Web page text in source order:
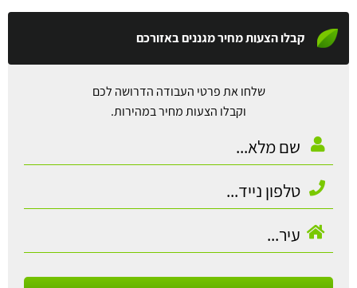
קבלו הצעות מחיר מגננים באזורכם
שלחו את פרטי העבודה הדרושה לכם
וקבלו הצעות מחיר במהירות.